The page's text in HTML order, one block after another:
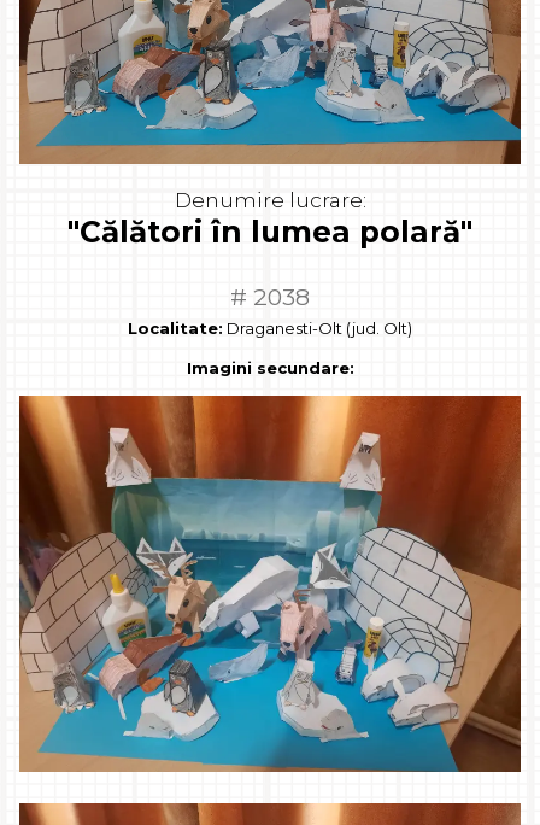
Denumire lucrare:
"Călători în lumea polară"
# 2038
Localitate: Draganesti-Olt (jud. Olt)
Imagini secundare: